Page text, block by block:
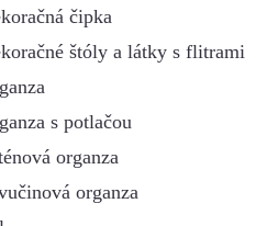
čipka
štóly a látky s flitrami
s potlačou
organza
organza